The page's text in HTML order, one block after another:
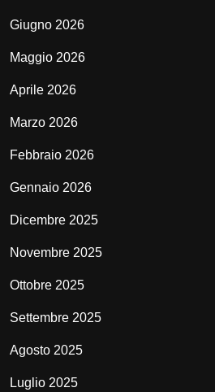
Giugno 2026
Maggio 2026
Aprile 2026
Marzo 2026
Febbraio 2026
Gennaio 2026
Dicembre 2025
Novembre 2025
Ottobre 2025
Settembre 2025
Agosto 2025
Luglio 2025